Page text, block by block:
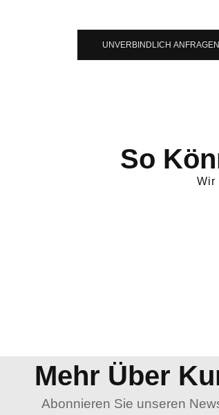
UNVERBINDLICH ANFRAGEN
So
Wir
Mehr Über
Abonnieren Sie unseren